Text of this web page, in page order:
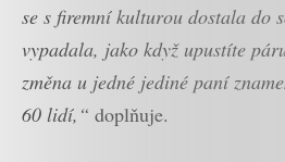
se s firemní kulturou dostala do
vypadala, jako když upustíte
změna u jedné jediné paní
60 lidí,“ doplňuje.